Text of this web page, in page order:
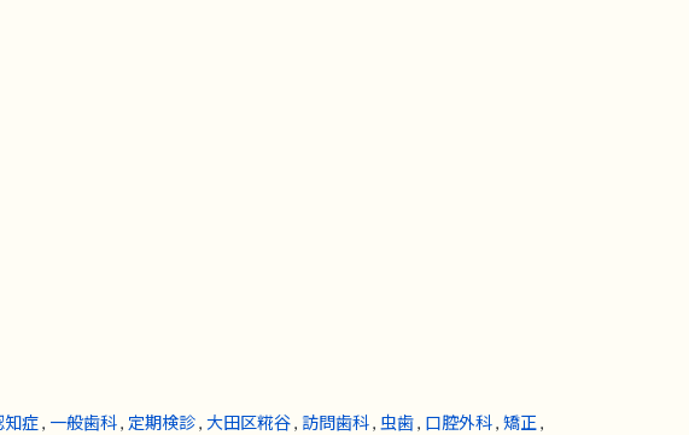
知症, 一般歯科, 定期検診, 大田区糀谷, 訪問歯科, 虫歯, 口腔外科, 矯正 ,